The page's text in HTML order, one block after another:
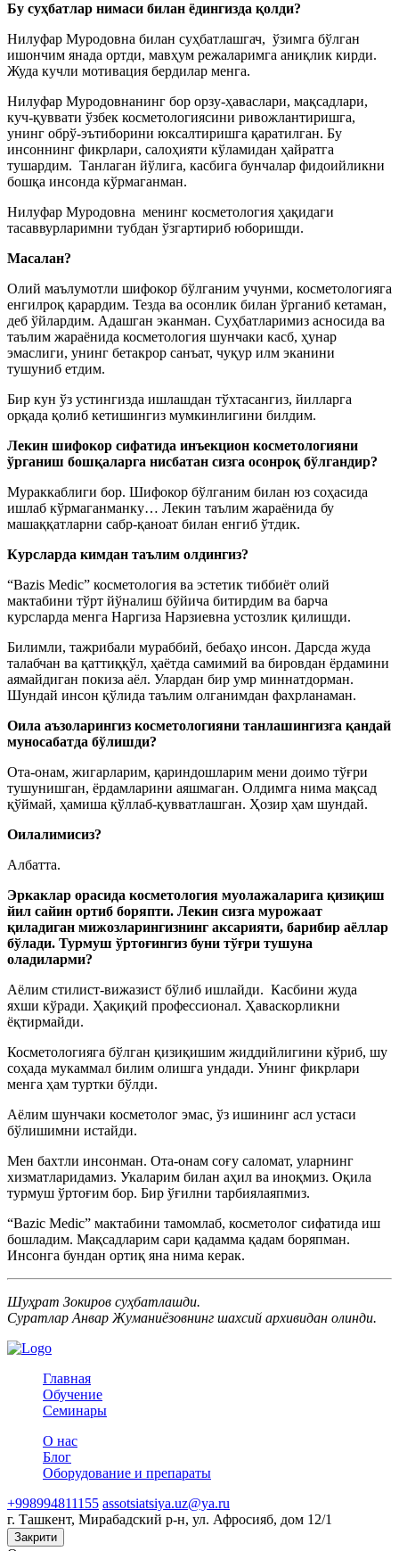
Бу суҳбатлар нимаси билан ёдингизда қолди?
Нилуфар Муродовна билан суҳбатлашгач, ўзимга бўлган
ишончим янада ортди, мавҳум режаларимга аниқлик кирди.
Жуда кучли мотивация бердилар менга.
Нилуфар Муродовнанинг бор орзу-ҳаваслари, мақсадлари,
куч-қуввати ўзбек косметологиясини ривожлантиришга,
унинг обрў-эътиборини юксалтиришга қаратилган. Бу
инсоннинг фикрлари, салоҳияти кўламидан ҳайратга
тушардим. Танлаган йўлига, касбига бунчалар фидоийликни
бошқа инсонда кўрмаганман.
Нилуфар Муродовна менинг косметология ҳақидаги
тасаввурларимни тубдан ўзгартириб юборишди.
Масалан?
Олий маълумотли шифокор бўлганим учунми, косметологияга
енгилроқ қарардим. Тезда ва осонлик билан ўрганиб кетаман,
деб ўйлардим. Адашган эканман. Суҳбатларимиз асносида ва
таълим жараёнида косметология шунчаки касб, ҳунар
эмаслиги, унинг бетакрор санъат, чуқур илм эканини
тушуниб етдим.
Бир кун ўз устингизда ишлашдан тўхтасангиз, йилларга
орқада қолиб кетишингиз мумкинлигини билдим.
Лекин шифокор сифатида инъекцион косметологияни
ўрганиш бошқаларга нисбатан сизга осонроқ бўлгандир?
Мураккаблиги бор. Шифокор бўлганим билан юз соҳасида
ишлаб кўрмаганманку… Лекин таълим жараёнида бу
машаққатларни сабр-қаноат билан енгиб ўтдик.
Курсларда кимдан таълим олдингиз?
“Bazis Medic” косметология ва эстетик тиббиёт олий
мактабини тўрт йўналиш бўйича битирдим ва барча
курсларда менга Наргиза Нарзиевна устозлик қилишди.
Билимли, тажрибали мураббий, бебаҳо инсон. Дарсда жуда
талабчан ва қаттиққўл, ҳаётда самимий ва бировдан ёрдамини
аямайдиган покиза аёл. Улардан бир умр миннатдорман.
Шундай инсон қўлида таълим олганимдан фахрланаман.
Оила аъзоларингиз косметологияни танлашингизга қандай
муносабатда бўлишди?
Ота-онам, жигарларим, қариндошларим мени доимо тўғри
тушунишган, ёрдамларини аяшмаган. Олдимга нима мақсад
қўймай, ҳамиша қўллаб-қувватлашган. Ҳозир ҳам шундай.
Оилалимисиз?
Албатта.
Эркаклар орасида косметология муолажаларига қизиқиш
йил сайин ортиб боряпти. Лекин сизга мурожаат
қиладиган мижозларингизнинг аксарияти, барибир аёллар
бўлади. Турмуш ўртоғингиз буни тўғри тушуна
оладиларми?
Аёлим стилист-вижазист бўлиб ишлайди. Касбини жуда
яхши кўради. Ҳақиқий профессионал. Ҳаваскорликни
ёқтирмайди.
Косметологияга бўлган қизиқишим жиддийлигини кўриб, шу
соҳада мукаммал билим олишга ундади. Унинг фикрлари
менга ҳам туртки бўлди.
Аёлим шунчаки косметолог эмас, ўз ишининг асл устаси
бўлишимни истайди.
Мен бахтли инсонман. Ота-онам соғу саломат, уларнинг
хизматларидамиз. Укаларим билан аҳил ва иноқмиз. Оқила
турмуш ўртоғим бор. Бир ўғилни тарбиялаяпмиз.
“Bazic Medic” мактабини тамомлаб, косметолог сифатида иш
бошладим. Мақсадларим сари қадамма қадам боряпман.
Инсонга бундан ортиқ яна нима керак.
Шуҳрат Зокиров суҳбатлашди.
Суратлар Анвар Жуманиёзовнинг шахсий архивидан олинди.
Главная
Обучение
Семинары
О нас
Блог
Оборудование и препараты
+998994811155 assotsiatsiya.uz@ya.ru
г. Ташкент, Мирабадский р-н, ул. Афросияб, дом 12/1
Закрити